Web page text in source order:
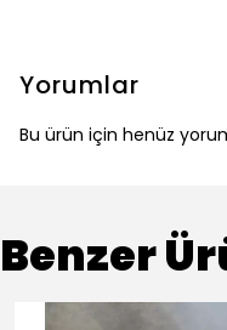
Yorumlar
Bu ürün için henüz
Benzer